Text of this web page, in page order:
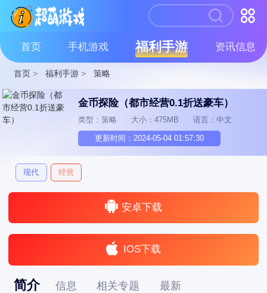
首页 手机游戏 福利手游 资讯信息
首页 > 福利手游 > 策略
金币探险（都市经营0.1折送豪车）
类型：策略 大小：475MB 语言：中文
更新时间：2024-05-04 01:57:30
现代 经营
安卓下载
IOS下载
简介 信息 相关专题 最新